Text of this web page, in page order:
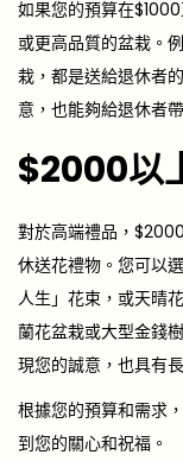
如果您的預算在
或更高品質的盆栽。
栽，都是送給退休者
意，也能夠給退休者
$2000以
對於高端禮品，
休送花禮物。您可以
人生」花束，或天晴
蘭花盆栽或大型金錢
現您的誠意，也具有
根據您的預算和需求
到您的關心和祝福。